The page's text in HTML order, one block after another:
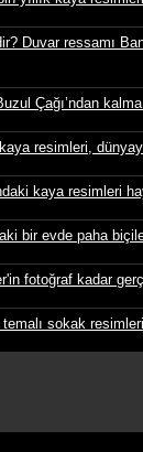
Duvar ressamı
Çağı’ndan
resimleri,
kaya resimleri
bir evde paha
fotoğraf kadar
sokak resimleri